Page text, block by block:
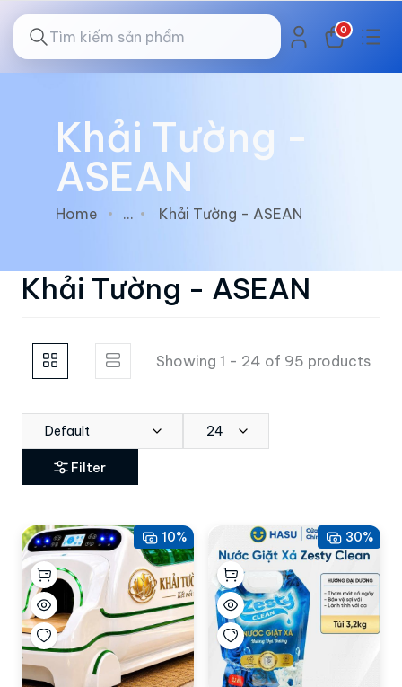
0
Khải Tường -
ASEAN
Home ... Khải Tường - ASEAN
Khải Tường - ASEAN
Showing 1 - 24 of 95 products
Default 24
Filter
10% 30%